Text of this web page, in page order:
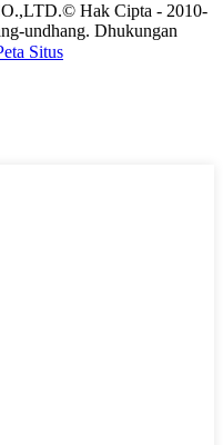
Hak Cipta - 2010-
undhang. Dhukungan
Situs